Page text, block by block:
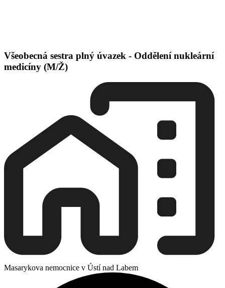
Všeobecná sestra plný úvazek - Oddělení nukleární
medicíny (M/Ž)
Masarykova nemocnice v Ústí nad Labem